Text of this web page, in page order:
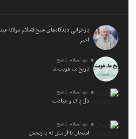
بازخوانی دیدگاه‌های شیخ‌الاسلام مولانا
اخیر
عبدالسلام ناصح
تاریخِ ما، هویتِ ما
عبدالسلام ناصح
دل پاک و عبادت
عبدالسلام ناصح
امتحان با آرامش نه با رنجش